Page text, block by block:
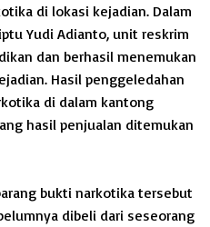
di lokasi kejadian. Dalam
Yudi Adianto, unit reskrim
dan berhasil menemukan
Hasil penggeledahan
di dalam kantong
hasil penjualan ditemukan
bukti narkotika tersebut
dibeli dari seseorang